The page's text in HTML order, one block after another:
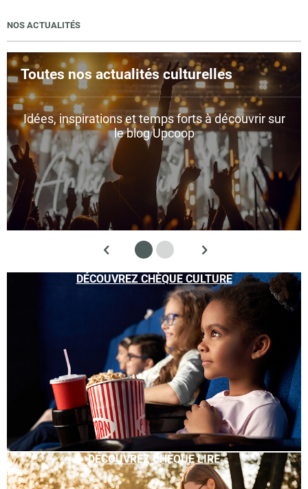
NOS ACTUALITÉS
Toutes nos actualités culturelles
Idées, inspirations et temps forts à découvrir sur
le blog Upcoop
DÉCOUVREZ CHÈQUE CULTURE
DÉCOUVREZ CHÈQUE LIRE